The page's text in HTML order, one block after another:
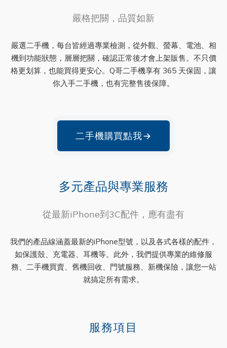
嚴格把關，品質如新
嚴選二手機，每台皆經過專業檢測，從外觀、螢幕、電池、相
機到功能狀態，層層把關，確認正常後才會上架販售。不只價
格更划算，也能買得更安心。Q哥二手機享有 365 天保固，讓
你入手二手機，也有完整售後保障。
二手機購買點我 →
多元產品與專業服務
從最新iPhone到3C配件，應有盡有
我們的產品線涵蓋最新的iPhone型號，以及各式各樣的配件，
如保護殼、充電器、耳機等。此外，我們提供專業的維修服
務、二手機買賣、舊機回收、門號服務、新機保險，讓您一站
就搞定所有需求。
服務項目